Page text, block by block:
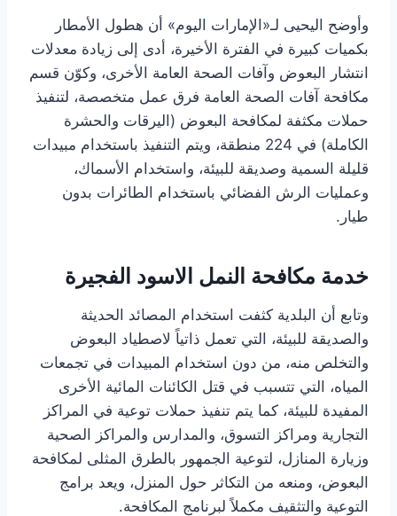
وأوضح اليحيى لـ«الإمارات اليوم» أن هطول الأمطار
بكميات كبيرة في الفترة الأخيرة، أدى إلى زيادة معدلات
انتشار البعوض وآفات الصحة العامة الأخرى، وكوّن قسم
مكافحة آفات الصحة العامة فرق عمل متخصصة، لتنفيذ
حملات مكثفة لمكافحة البعوض (اليرقات والحشرة
الكاملة) في 224 منطقة، ويتم التنفيذ باستخدام مبيدات
قليلة السمية وصديقة للبيئة، واستخدام الأسماك،
وعمليات الرش الفضائي باستخدام الطائرات بدون
طيار.
خدمة مكافحة النمل الاسود الفجيرة
وتابع أن البلدية كثفت استخدام المصائد الحديثة
والصديقة للبيئة، التي تعمل ذاتياً لاصطياد البعوض
والتخلص منه، من دون استخدام المبيدات في تجمعات
المياه، التي تتسبب في قتل الكائنات المائية الأخرى
المفيدة للبيئة، كما يتم تنفيذ حملات توعية في المراكز
التجارية ومراكز التسوق، والمدارس والمراكز الصحية
وزيارة المنازل، لتوعية الجمهور بالطرق المثلى لمكافحة
البعوض، ومنعه من التكاثر حول المنزل، ويعد برامج
التوعية والتثقيف مكملاً لبرنامج المكافحة.